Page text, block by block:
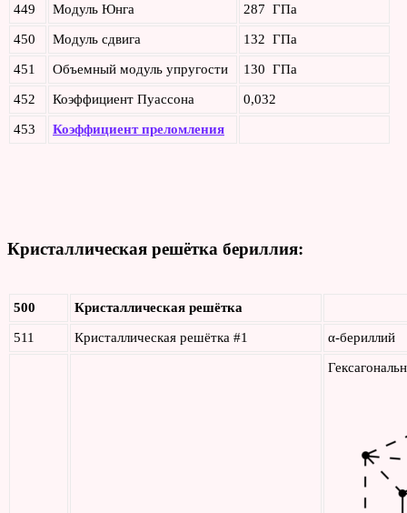
449 Модуль Юнга 287 ГПа
450 Модуль сдвига 132 ГПа
451 Объемный модуль упругости 130 ГПа
452 Коэффициент Пуассона 0,032
453 Коэффициент преломления
Кристаллическая решётка бериллия:
500 Кристаллическая решётка
511 Кристаллическая решётка #1 α-бериллий